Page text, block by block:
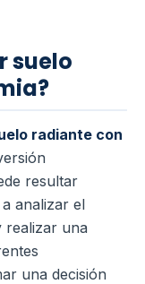
suelo
radiante con
resultar
analizar el
realizar una
una decisión